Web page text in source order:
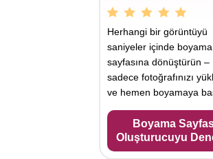
Herhangi bir görüntüyü
saniyeler içinde boyama
sayfasına dönüştürün –
sadece fotoğrafınızı
ve hemen boyamaya
Boyama
Oluşturucuyu